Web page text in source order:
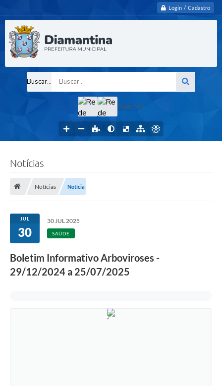
Login / Cadastro
Buscar...
Siga-nos
Notícias
Notícias Notícia
JUL
30
30 JUL 2025
SAÚDE
Boletim Informativo Arboviroses -
29/12/2024 a 25/07/2025